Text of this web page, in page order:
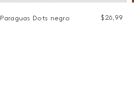
Paraguas Dots negro $ 26 99